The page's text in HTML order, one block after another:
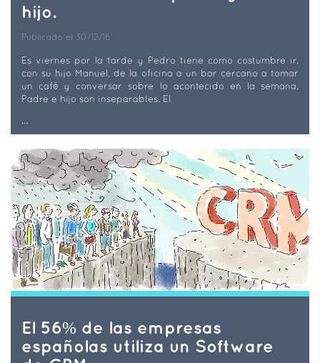
hijo.
Publicado el 30/12/16
Es viernes por la tarde y Pedro tiene como costumbre ir,
con su hijo Manuel, de la oficina a un bar cercano a tomar
un café y conversar sobre lo acontecido en la semana.
Padre e hijo son inseparables. El
...
El 56% de las empresas
españolas utiliza un Software